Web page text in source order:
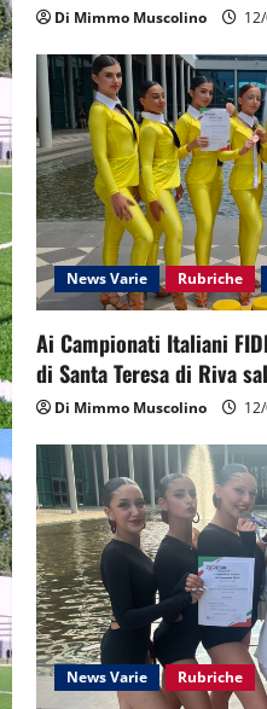
Di Mimmo Muscolino
News Varie Rubriche
Ai Campionati Italiani
di Santa Teresa di Riva
Di Mimmo Muscolino
News Varie Rubriche